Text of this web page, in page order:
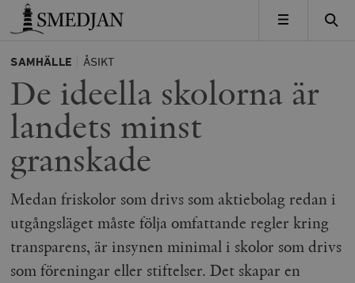
Timbro
MENY
SAMHÄLLE ÅSIKT
De ideella skolorna är
landets minst
granskade
Medan friskolor som drivs som aktiebolag redan i
utgångsläget måste följa omfattande regler kring
transparens, är insynen minimal i skolor som drivs
som föreningar eller stiftelser. Det skapar en